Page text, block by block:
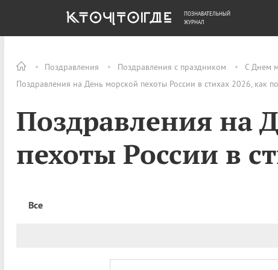
Поздравления Поздравления с праздником
С Днем
Поздравления на День морской пехоты России в стихах 2026, как
Поздравления на
пехоты России в
Все
ОБЩЕСТВО ДЕНЬГИ
ПОЗНАВАТЕЛЬНЫЙ
ЖУРНАЛ